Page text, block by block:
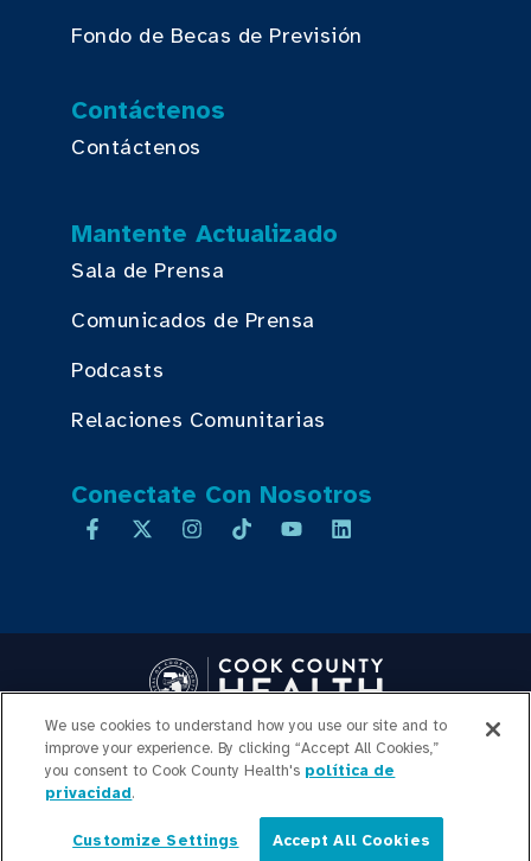
Fondo de Becas de Previsión
Contáctenos
Contáctenos
Mantente Actualizado
Sala de Prensa
Comunicados de Prensa
Podcasts
Relaciones Comunitarias
Conectate Con Nosotros
Copyright © 2026 Cook County Health. All Rights Reserved.
INICIO DE SESIÓN DE
EMPLEADOS
TRANSPARENCIA DE
PRECIOS
MAPA DEL SITIO Español
We use cookies to understand how you use our site and to
improve your experience. By clicking “Accept All Cookies,”
you consent to Cook County Health's política de
privacidad.
Customize Settings Accept All Cookies